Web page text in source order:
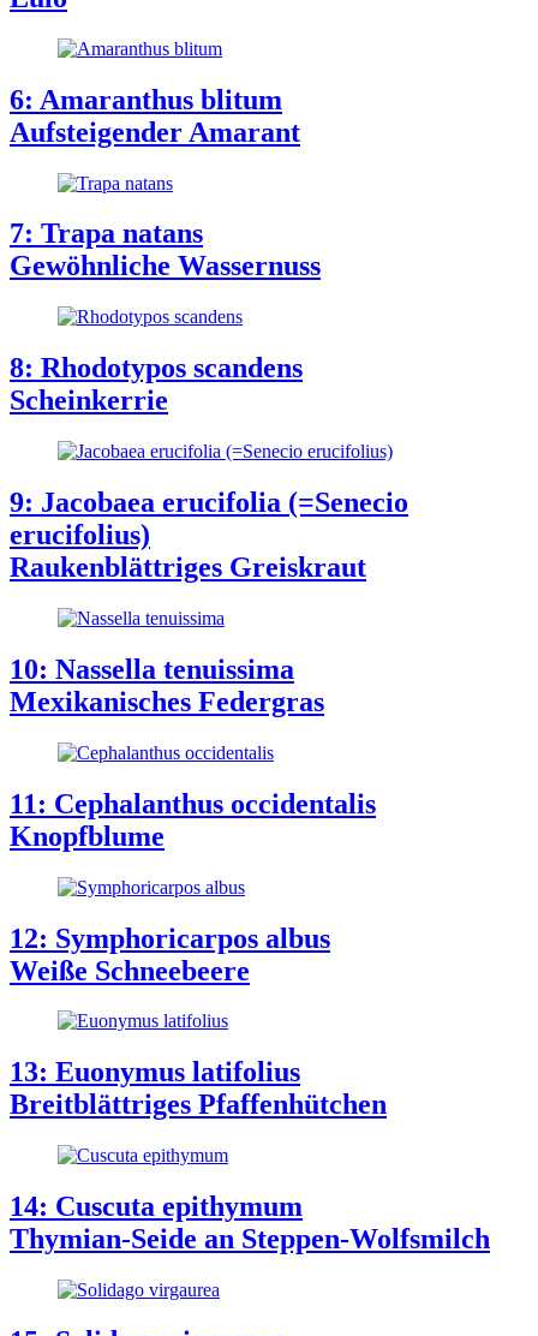
6: Amaranthus blitum
Aufsteigender Amarant
7: Trapa natans
Gewöhnliche Wassernuss
8: Rhodotypos scandens
Scheinkerrie
9: Jacobaea erucifolia (=Senecio
erucifolius)
Raukenblättriges Greiskraut
10: Nassella tenuissima
Mexikanisches Federgras
11: Cephalanthus occidentalis
Knopfblume
12: Symphoricarpos albus
Weiße Schneebeere
13: Euonymus latifolius
Breitblättriges Pfaffenhütchen
14: Cuscuta epithymum
Thymian-Seide an Steppen-Wolfsmilch